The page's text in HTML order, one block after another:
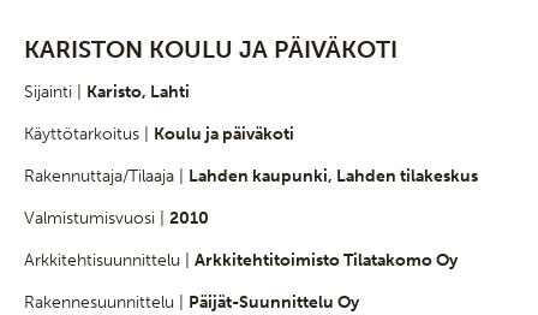
KARISTON KOULU JA PÄIVÄKOTI
Sijainti | Karisto, Lahti
Käyttötarkoitus | Koulu ja päiväkoti
Rakennuttaja/Tilaaja | Lahden kaupunki, Lahden tilakeskus
Valmistumisvuosi | 2010
Arkkitehtisuunnittelu | Arkkitehtitoimisto Tilatakomo Oy
Rakennesuunnittelu | Päijät-Suunnittelu Oy